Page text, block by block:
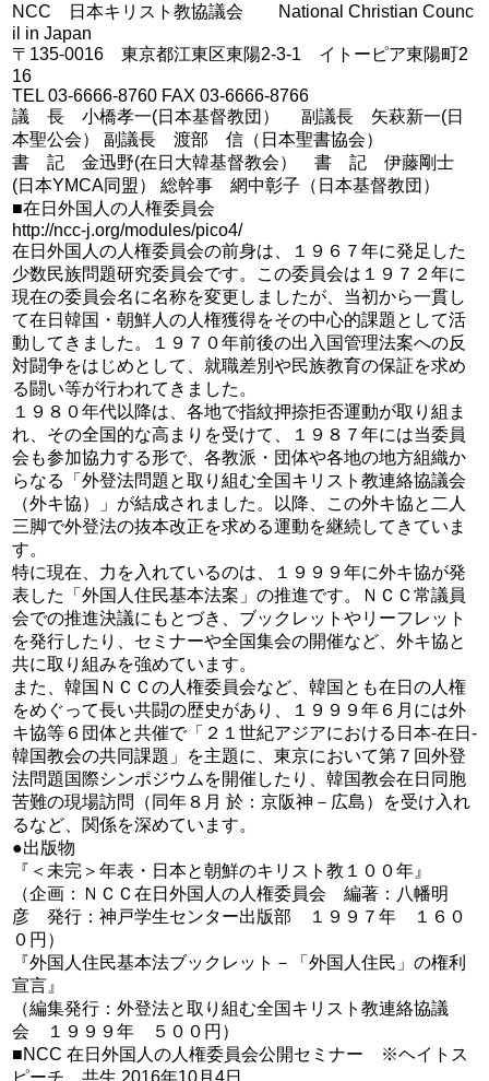
NCC 日本キリスト教協議会 National Christian Counc
il in Japan
〒135-0016 東京都江東区東陽2-3-1 イトーピア東陽町2
16
TEL 03-6666-8760 FAX 03-6666-8766
議 長 小橋孝一(日本基督教団） 副議長 矢萩新一(日
本聖公会） 副議長 渡部 信（日本聖書協会）
書 記 金迅野(在日大韓基督教会） 書 記 伊藤剛士
(日本YMCA同盟） 総幹事 網中彰子（日本基督教団）
■在日外国人の人権委員会
http://ncc-j.org/modules/pico4/
在日外国人の人権委員会の前身は、１９６７年に発足した
少数民族問題研究委員会です。この委員会は１９７２年に
現在の委員会名に名称を変更しましたが、当初から一貫し
て在日韓国・朝鮮人の人権獲得をその中心的課題として活
動してきました。１９７０年前後の出入国管理法案への反
対闘争をはじめとして、就職差別や民族教育の保証を求め
る闘い等が行われてきました。
１９８０年代以降は、各地で指紋押捺拒否運動が取り組ま
れ、その全国的な高まりを受けて、１９８７年には当委員
会も参加協力する形で、各教派・団体や各地の地方組織か
らなる「外登法問題と取り組む全国キリスト教連絡協議会
（外キ協）」が結成されました。以降、この外キ協と二人
三脚で外登法の抜本改正を求める運動を継続してきていま
す。
特に現在、力を入れているのは、１９９９年に外キ協が発
表した「外国人住民基本法案」の推進です。ＮＣＣ常議員
会での推進決議にもとづき、ブックレットやリーフレット
を発行したり、セミナーや全国集会の開催など、外キ協と
共に取り組みを強めています。
また、韓国ＮＣＣの人権委員会など、韓国とも在日の人権
をめぐって長い共闘の歴史があり、１９９９年６月には外
キ協等６団体と共催で「２１世紀アジアにおける日本-在日-
韓国教会の共同課題」を主題に、東京において第７回外登
法問題国際シンポジウムを開催したり、韓国教会在日同胞
苦難の現場訪問（同年８月 於：京阪神－広島）を受け入れ
るなど、関係を深めています。
●出版物
『＜未完＞年表・日本と朝鮮のキリスト教１００年』
（企画：ＮＣＣ在日外国人の人権委員会 編著：八幡明
彦 発行：神戸学生センター出版部 １９９７年 １６０
０円）
『外国人住民基本法ブックレット－「外国人住民」の権利
宣言』
（編集発行：外登法と取り組む全国キリスト教連絡協議
会 １９９９年 ５００円）
■NCC 在日外国人の人権委員会公開セミナー ※ヘイトス
ピーチ、共生 2016年10月4日